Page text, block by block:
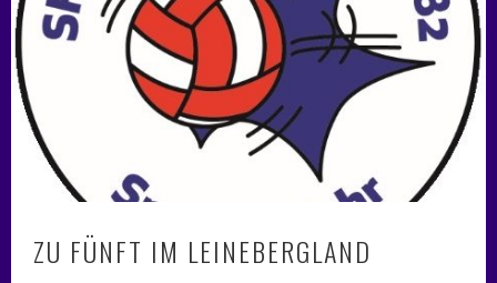
ZU FÜNFT IM LEINEBERGLAND